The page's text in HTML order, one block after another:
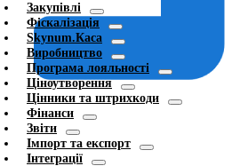
Закупівлі
Фіскалізація
Skynum.Каса
Виробництво
Програма лояльності
Ціноутворення
Цінники та штрихкоди
Фінанси
Звіти
Імпорт та експорт
Інтеграції